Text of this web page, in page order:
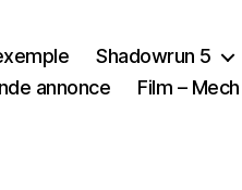
Shadowrun 5
annonce Film –